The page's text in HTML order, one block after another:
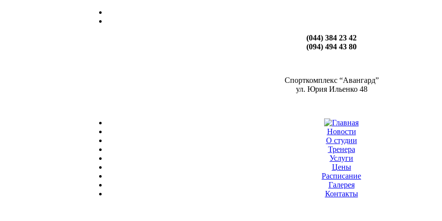
(044) 384 23 42
(094) 494 43 80
Спорткомплекс “Авангард”
ул. Юрия Ильенко 48
Новости
О студии
Тренера
Услуги
Цены
Расписание
Галерея
Контакты